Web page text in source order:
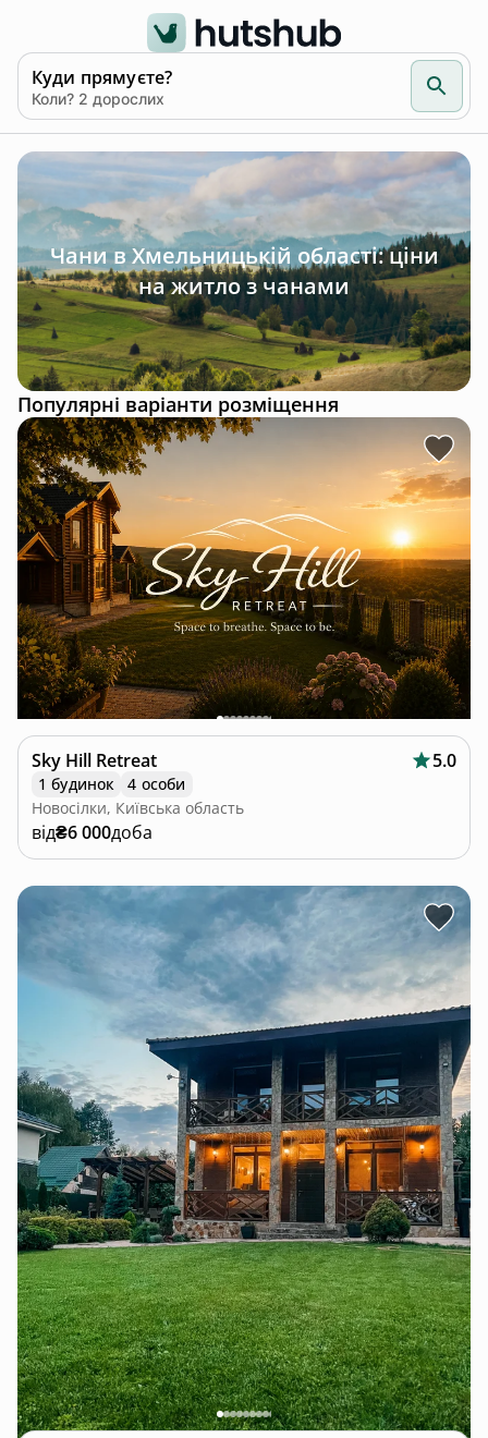
Куди прямуєте?
Коли? 2 дорослих
Чани в Хмельницькій області: ціни
на житло з чанами
Популярні варіанти розміщення
Sky Hill Retreat 5.0
1 будинок
4 особи
Новосілки, Київська область
від₴6 000доба